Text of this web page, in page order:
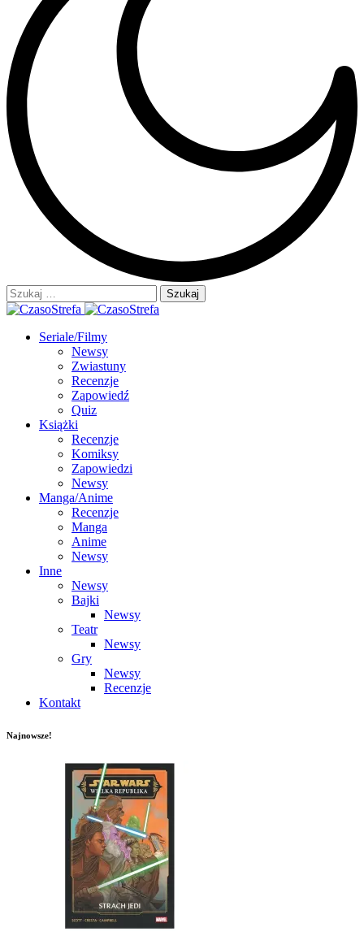
Szukaj:
Seriale/Filmy
Newsy
Zwiastuny
Recenzje
Zapowiedź
Quiz
Książki
Recenzje
Komiksy
Zapowiedzi
Newsy
Manga/Anime
Recenzje
Manga
Anime
Newsy
Inne
Newsy
Bajki
Newsy
Teatr
Newsy
Gry
Newsy
Recenzje
Kontakt
Najnowsze!